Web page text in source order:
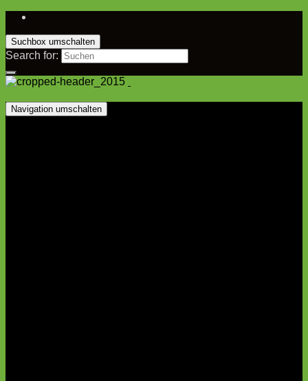
Suchbox umschalten
Search for:
Navigation umschalten